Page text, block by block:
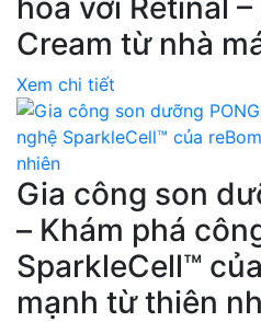
Cream từ nhà
Xem chi tiết
Gia công son
– Khám phá
SparkleCell™
mạnh từ thiên